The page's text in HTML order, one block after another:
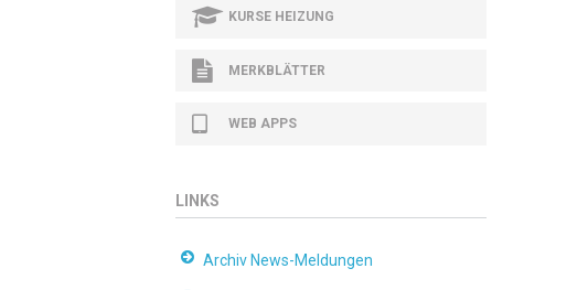
KURSE HEIZUNG
MERKBLÄTTER
WEB APPS
LINKS
Archiv News-Meldungen